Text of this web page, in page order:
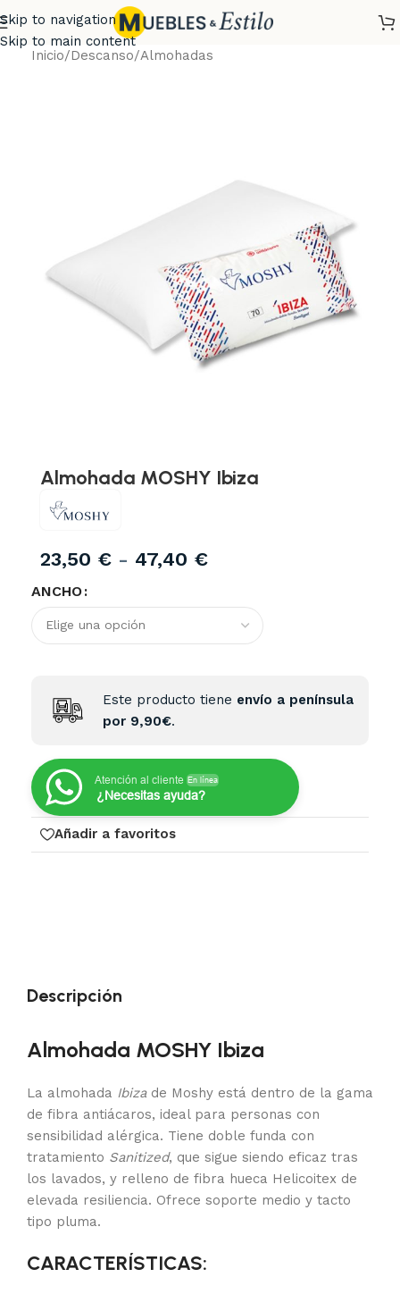
Skip to navigation
Skip to main content
Inicio/Descanso/Almohadas
Almohada MOSHY Ibiza
23,50 € - 47,40 €
ANCHO
Este producto tiene envío a península
por 9,90€.
Atención al cliente En línea
¿Necesitas ayuda?
Añadir a favoritos
Descripción
Almohada MOSHY Ibiza
La almohada Ibizade Moshy está dentro de la gama
de fibra antiácaros, ideal para personas con
sensibilidad alérgica. Tiene doble funda con
tratamiento Sanitized, que sigue siendo eficaz tras
los lavados, y relleno de fibra hueca Helicoitex de
elevada resiliencia. Ofrece soporte medio y tacto
tipo pluma.
CARACTERÍSTICAS: